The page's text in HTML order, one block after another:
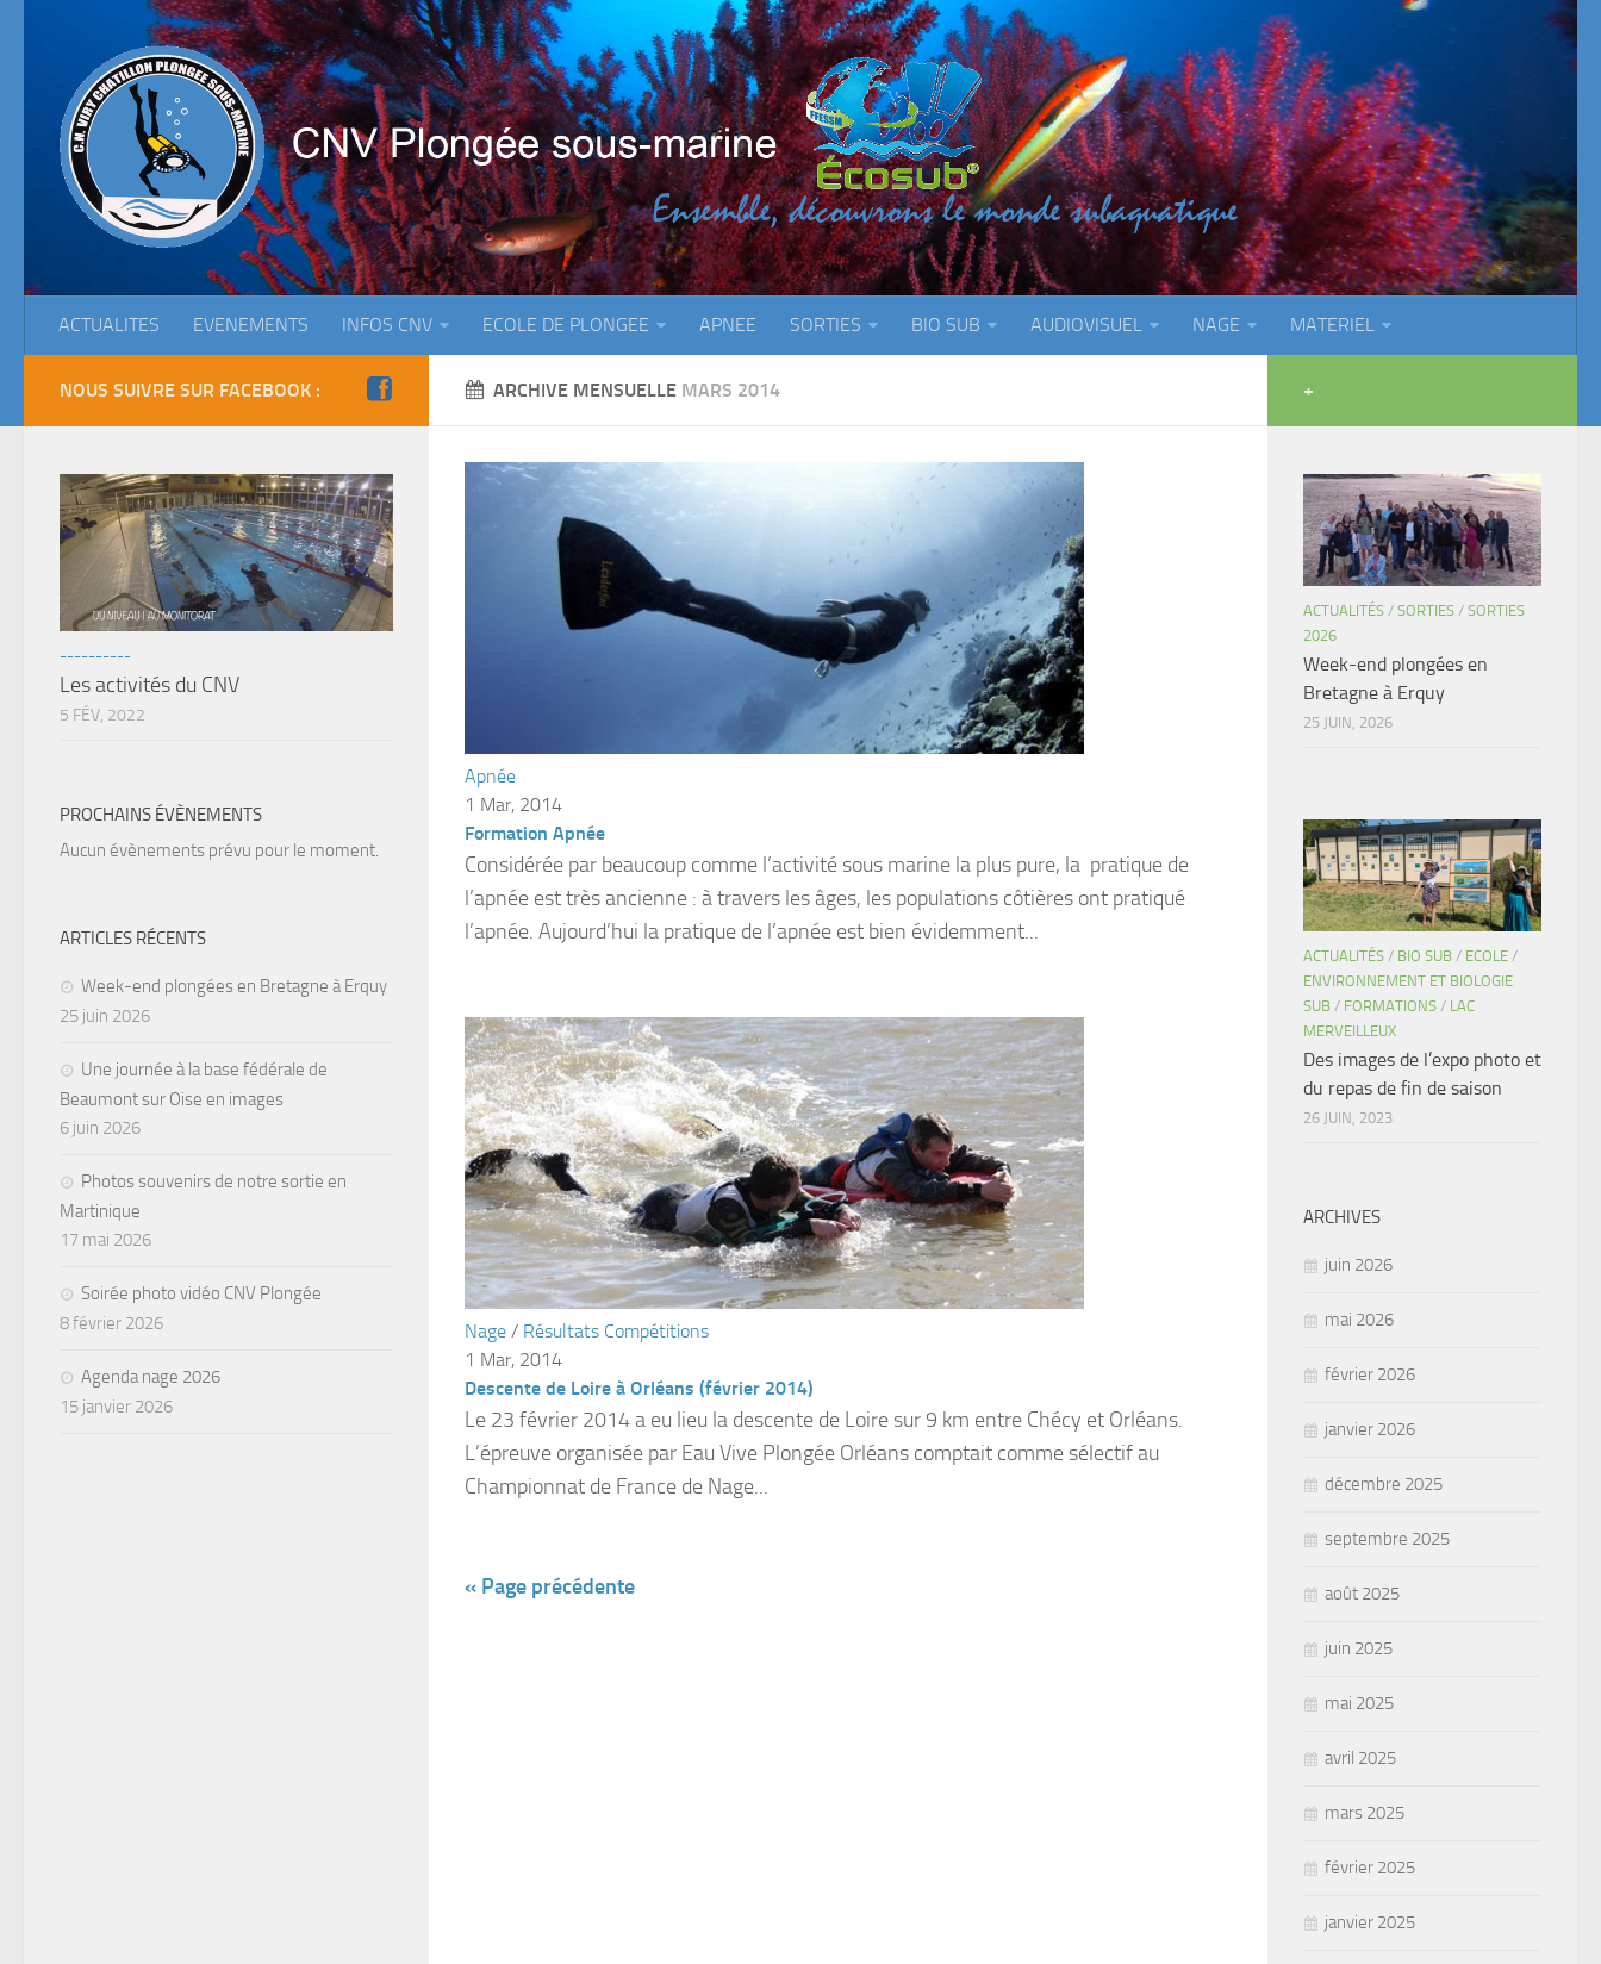
ACTUALITES EVENEMENTS INFOS CNV ECOLE DE PLONGEE APNEE SORTIES BIO SUB AUDIOVISUEL NAGE MATERIEL
ARCHIVE MENSUELLE MARS 2014
Apnée
1 Mar, 2014
Formation Apnée
Considérée par beaucoup comme l’activité sous marine la plus pure, la pratique de
l’apnée est très ancienne : à travers les âges, les populations côtières ont pratiqué
l’apnée. Aujourd’hui la pratique de l’apnée est bien évidemment...
Nage / Résultats Compétitions
1 Mar, 2014
Descente de Loire à Orléans (février 2014)
Le 23 février 2014 a eu lieu la descente de Loire sur 9 km entre Chécy et Orléans.
L’épreuve organisée par Eau Vive Plongée Orléans comptait comme sélectif au
Championnat de France de Nage...
« Page précédente
NOUS SUIVRE SUR FACEBOOK :
----------
Les activités du CNV
5 FÉV, 2022
PROCHAINS ÉVÈNEMENTS
Aucun évènements prévu pour le moment.
ARTICLES RÉCENTS
Week-end plongées en Bretagne à Erquy
25 juin 2026
Une journée à la base fédérale de
Beaumont sur Oise en images
6 juin 2026
Photos souvenirs de notre sortie en
Martinique
17 mai 2026
Soirée photo vidéo CNV Plongée
8 février 2026
Agenda nage 2026
15 janvier 2026
+
ACTUALITÉS / SORTIES / SORTIES
2026
Week-end plongées en
Bretagne à Erquy
25 JUIN, 2026
ACTUALITÉS / BIO SUB / ECOLE /
ENVIRONNEMENT ET BIOLOGIE
SUB / FORMATIONS / LAC
MERVEILLEUX
Des images de l’expo photo et
du repas de fin de saison
26 JUIN, 2023
ARCHIVES
juin 2026
mai 2026
février 2026
janvier 2026
décembre 2025
septembre 2025
août 2025
juin 2025
mai 2025
avril 2025
mars 2025
février 2025
janvier 2025